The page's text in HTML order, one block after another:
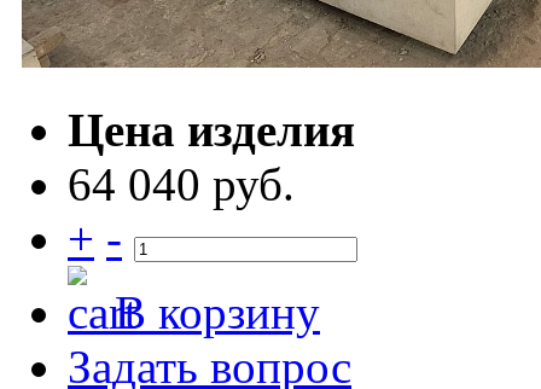
Цена изделия
64 040 руб.
+ -
В корзину
Задать вопрос